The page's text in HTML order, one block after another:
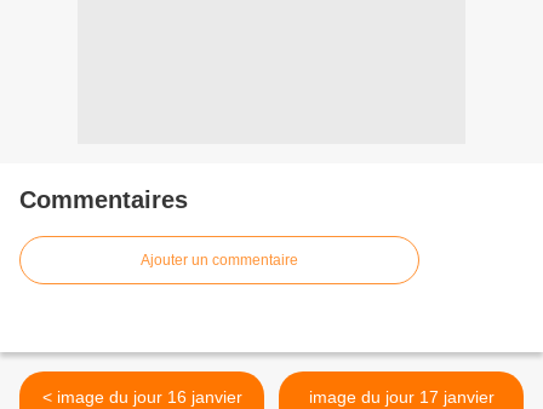
Commentaires
Ajouter un commentaire
< image du jour 16 janvier
image du jour 17 janvier